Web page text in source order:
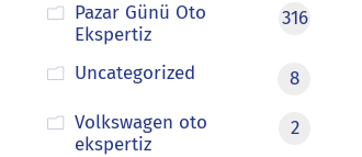
Pazar Günü Oto
Ekspertiz
316
Uncategorized
8
Volkswagen oto
ekspertiz
2